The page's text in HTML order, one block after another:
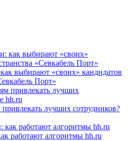
выбирают «своих» кандидатов
Порт»
лучших сотрудников?
работают алгоритмы hh.ru